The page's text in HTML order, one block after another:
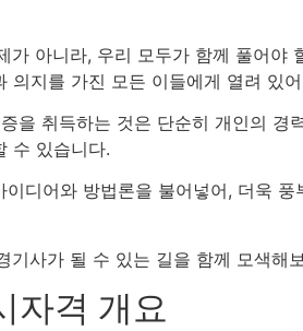
가 아니라, 우리 모두가 함께 풀어야
의지를 가진 모든 이들에게 열려 있
을 취득하는 것은 단순히 개인의 경
수 있습니다.
디어와 방법론을 불어넣어, 더욱
기사가 될 수 있는 길을 함께 모색해
자격 개요